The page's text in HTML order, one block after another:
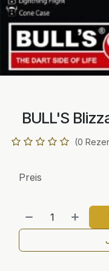
BULL'S
(0
Preis